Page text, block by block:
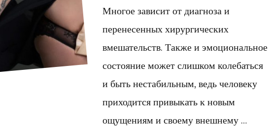
менять
калоприемник?
Многое зависит от диагноза и
перенесенных хирургических
вмешательств. Также и эмоциональное
состояние может слишком колебаться
и быть нестабильным, ведь человеку
приходится привыкать к новым
ощущениям и своему внешнему …